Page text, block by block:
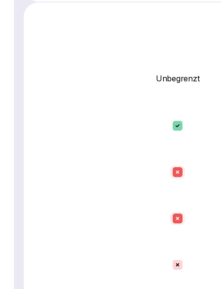
Unbegrenzt